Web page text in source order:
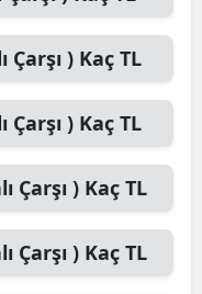
Çarşı )Kaç TL
Çarşı )Kaç TL
Çarşı )Kaç TL
Çarşı )Kaç TL